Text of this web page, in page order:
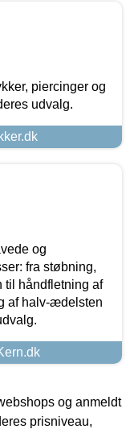
piercinger og
udvalg.
og
fra støbning,
til håndfletning af
af halv-ædelsten
og anmeldt
prisniveau,